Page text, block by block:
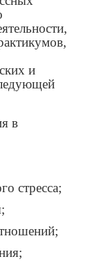
и
в
стресса;